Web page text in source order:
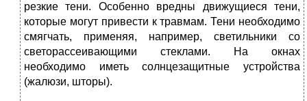
резкие тени. Особенно вредны движущиеся тени,
которые могут привести к травмам. Тени необходимо
смягчать, применяя, например, светильники со
светорассеивающими стеклами. На окнах
необходимо иметь солнцезащитные устройства
(жалюзи, шторы).